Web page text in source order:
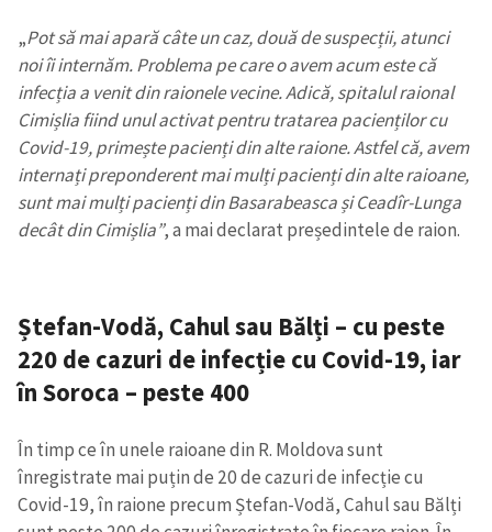
„Pot să mai apară câte un caz, două de suspecții, atunci
noi îi internăm. Problema pe care o avem acum este că
infecția a venit din raionele vecine. Adică, spitalul raional
Cimișlia fiind unul activat pentru tratarea pacienților cu
Covid-19, primește pacienți din alte raione. Astfel că, avem
internați preponderent mai mulți pacienți din alte raioane,
sunt mai mulți pacienți din Basarabeasca și Ceadîr-Lunga
decât din Cimișlia”, a mai declarat președintele de raion.
Ștefan-Vodă, Cahul sau Bălți – cu peste
220 de cazuri de infecție cu Covid-19, iar
în Soroca – peste 400
În timp ce în unele raioane din R. Moldova sunt
înregistrate mai puțin de 20 de cazuri de infecție cu
Covid-19, în raione precum Ștefan-Vodă, Cahul sau Bălți